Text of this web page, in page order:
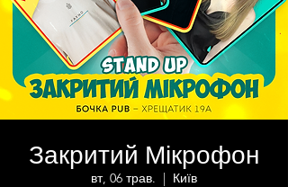
Закритий Мікрофон
вт, 06 трав.
  |
Київ